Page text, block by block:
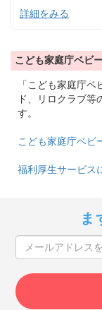
詳細をみる
こども家庭庁ベビ
「こども家庭庁
ド、リロクラブ
す。
こども家庭庁ベビ
福利厚生サービス
ま